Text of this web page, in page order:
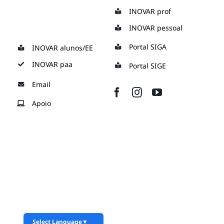
content
INOVAR prof
INOVAR pessoal
INOVAR alunos/EE
INOVAR paa
Portal SIGA
Portal SIGE
Email
Apoio
Select Language▼